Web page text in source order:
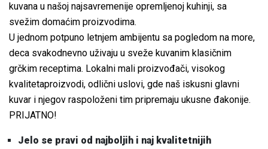
kuvana u našoj najsavremenije opremljenoj kuhinji, sa
svežim domaćim proizvodima.
U jednom potpuno letnjem ambijentu sa pogledom na more,
deca svakodnevno uživaju u sveže kuvanim klasičnim
grčkim receptima. Lokalni mali proizvođači, visokog
kvalitetaproizvodi, odlični uslovi, gde naš iskusni glavni
kuvar i njegov raspoloženi tim pripremaju ukusne đakonije.
PRIJATNO!
Jelo se pravi od najboljih i naj kvalitetnijih